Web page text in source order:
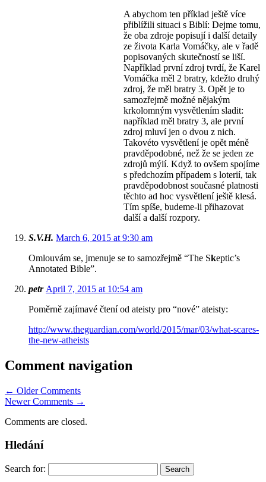
A abychom ten příklad ještě více
přiblížili situaci s Biblí: Dejme tomu,
že oba zdroje popisují i další detaily
ze života Karla Vomáčky, ale v řadě
popisovaných skutečností se liší.
Například první zdroj tvrdí, že Karel
Vomáčka měl 2 bratry, kdežto druhý
zdroj, že měl bratry 3. Opět je to
samozřejmě možné nějakým
krkolomným vysvětlením sladit:
například měl bratry 3, ale první
zdroj mluví jen o dvou z nich.
Takovéto vysvětlení je opět méně
pravděpodobné, než že se jeden ze
zdrojů mýlí. Když to ovšem spojíme
s předchozím případem s loterií, tak
pravděpodobnost současné platnosti
těchto ad hoc vysvětlení ještě klesá.
Tím spíše, budeme-li přihazovat
další a další rozpory.
S.V.H. March 6, 2015 at 9:30 am
Omlouvám se, jmenuje se to samozřejmě “The Skeptic’s
Annotated Bible”.
petr April 7, 2015 at 10:54 am
Poměrně zajímavé čtení od ateisty pro “nové” ateisty:
http://www.theguardian.com/world/2015/mar/03/what-scares-
the-new-atheists
Comment navigation
← Older Comments
Newer Comments →
Comments are closed.
Hledání
Search for: